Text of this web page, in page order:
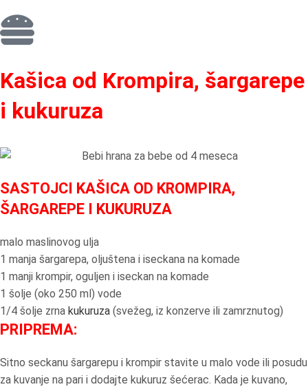
Kašica od Krompira, šargarepe
i kukuruza
SASTOJCI KAŠICA OD KROMPIRA,
ŠARGAREPE I KUKURUZA
malo maslinovog ulja
1 manja šargarepa, oljuštena i iseckana na komade
1 manji krompir, oguljen i iseckan na komade
1 šolje (oko 250 ml) vode
1/4 šolje zrna kukuruza (svežeg, iz konzerve ili zamrznutog)
PRIPREMA:
Sitno seckanu šargarepu i krompir stavite u malo vode ili posudu
za kuvanje na pari i dodajte kukuruz šećerac. Kada je kuvano,